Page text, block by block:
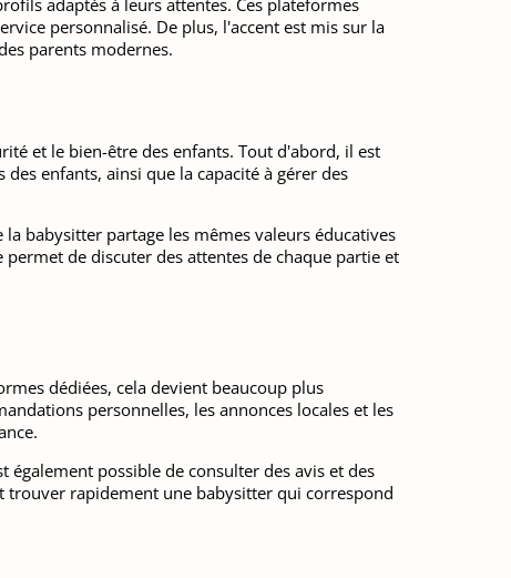
personnalisé. De plus, l'accent est mis sur la
parents modernes.
et le bien-être des enfants. Tout d'abord, il est
enfants, ainsi que la capacité à gérer des
babysitter partage les mêmes valeurs éducatives
de discuter des attentes de chaque partie et
dédiées, cela devient beaucoup plus
personnelles, les annonces locales et les
possible de consulter des avis et des
trouver rapidement une babysitter qui correspond